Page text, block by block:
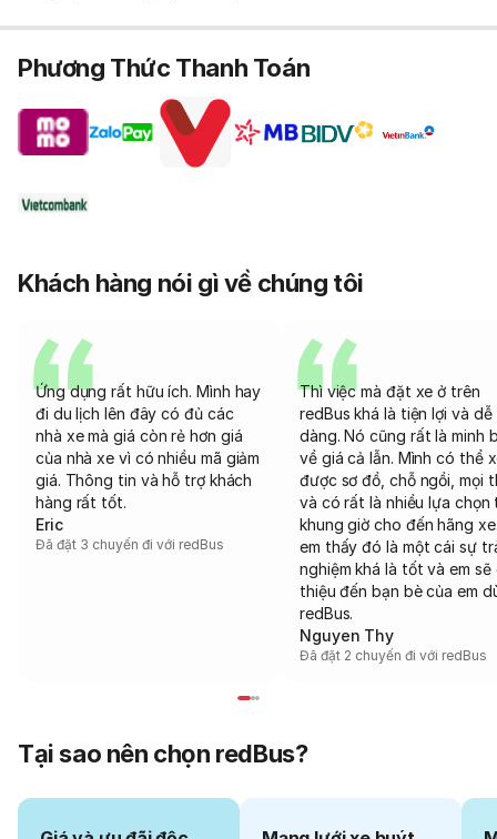
Phương Thức Thanh Toán
Khách hàng nói gì về chúng tôi
Ứng dụng rất hữu ích. Mình hay
đi du lịch lên đây có đủ các
nhà xe mà giá còn rẻ hơn giá
của nhà xe vì có nhiều mã giảm
giá. Thông tin và hỗ trợ khách
hàng rất tốt.
Eric
Đã đặt 3 chuyến đi với redBus
Thì việc mà đặt xe ở trên
redBus khá là tiện lợi và dễ
dàng. Nó cũng rất là minh
về giá cả lẫn. Mình có thể
được sơ đồ, chỗ ngồi, mọi
và có rất là nhiều lựa chọn
khung giờ cho đến hãng
em thấy đó là một cái sự
nghiệm khá là tốt và em sẽ
thiệu đến bạn bè của em
redBus.
Nguyen Thy
Đã đặt 2 chuyến đi với redBus
Tại sao nên chọn redBus?